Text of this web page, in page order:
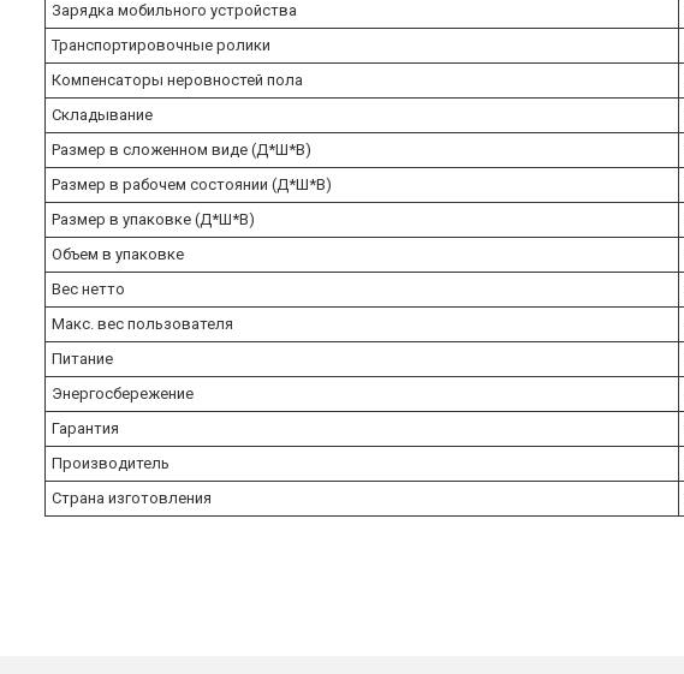
Зарядка мобильного устройства
Транспортировочные ролики
Компенсаторы неровностей пола
Складывание
Размер в сложенном виде (Д*Ш*В)
Размер в рабочем состоянии (Д*Ш*В)
Размер в упаковке (Д*Ш*В)
Объем в упаковке
Вес нетто
Макс. вес пользователя
Питание
Энергосбережение
Гарантия
Производитель
Страна изготовления